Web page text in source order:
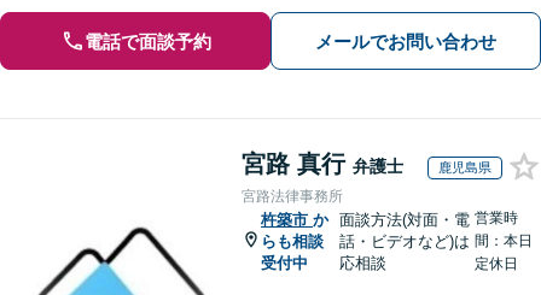
電話で面談予約 メールでお問い合わせ
宮路 真行 弁護士 鹿児島県
宮路法律事務所
杵築市 か
らも相談
受付中
面談方法(対面・電
話・ビデオなど)は
応相談
営業時
間：本日
定休日